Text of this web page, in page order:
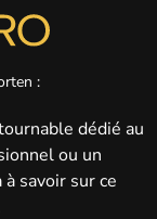
:
dédié au
ou un
savoir sur ce